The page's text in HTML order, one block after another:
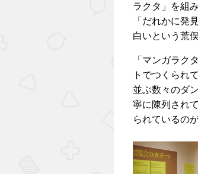
ラクタ」を組
「だれかに発
白いという荒
「マンガラク
トでつくられ
並ぶ数々のダ
寧に陳列され
られているの